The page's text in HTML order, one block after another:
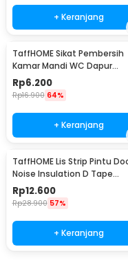
+ Keranjang
TaffHOME Sikat Pembersih
Kamar Mandi WC Dapur
Sponge Brush - 8211
Rp6.200
Rp16.900 64%
+ Keranjang
TaffHOME Lis Strip Pintu
Noise Insulation D Tape
9x6mm 10M - KK-062
Rp12.600
Rp28.900 57%
+ Keranjang